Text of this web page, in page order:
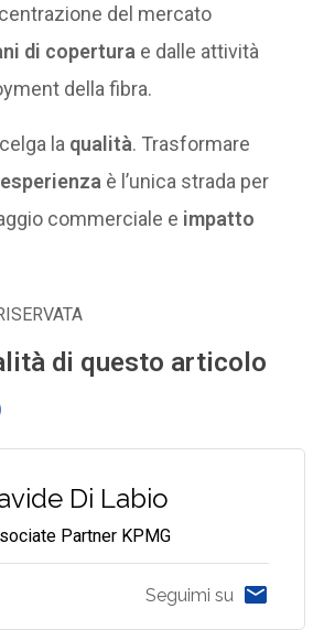
del mercato
di copertura e dalle attività
della fibra.
la qualità. Trasformare
è l’unica strada per
commerciale e impatto
di questo articolo
Di Labio
Partner KPMG
Seguimi su